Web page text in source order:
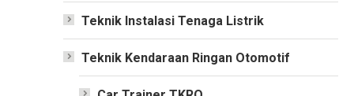
Teknik Instalasi Tenaga Listrik
Teknik Kendaraan Ringan Otomotif